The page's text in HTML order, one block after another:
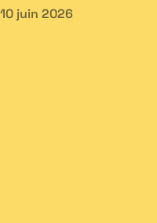
10 juin 2026